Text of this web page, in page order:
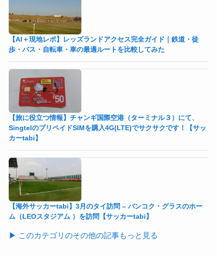
【AI＋現地レポ】レッズランドアクセス完全ガイド｜鉄道・徒
歩・バス・自転車・車の最適ルートを比較してみた
【旅に役立つ情報】チャンギ国際空港（ターミナル３）にて、
SingtelのプリペイドSIMを購入4G(LTE)でサクサクです！【サッ
カーtabi】
【海外サッカーtabi】3月のタイ訪問 – バンコク・グラスのホー
ム（LEOスタジアム ）を訪問【サッカーtabi】
▶ このカテゴリのその他の記事もっと見る